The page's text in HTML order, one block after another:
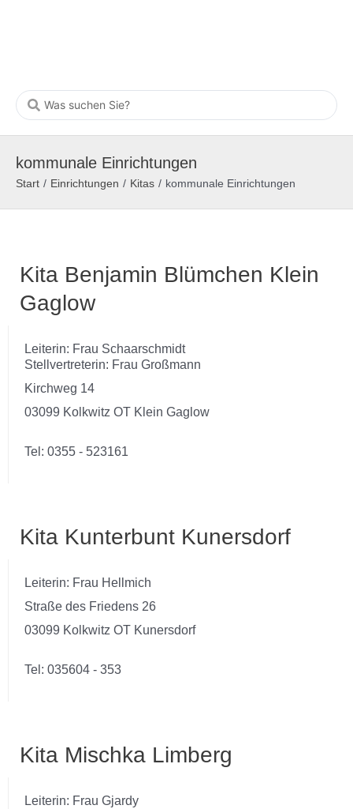
kommunale Einrichtungen
Start / Einrichtungen / Kitas / kommunale Einrichtungen
Kita Benjamin Blümchen Klein
Gaglow
Leiterin: Frau Schaarschmidt
Stellvertreterin: Frau Großmann
Kirchweg 14
03099 Kolkwitz OT Klein Gaglow
Tel: 0355 - 523161
Kita Kunterbunt Kunersdorf
Leiterin: Frau Hellmich
Straße des Friedens 26
03099 Kolkwitz OT Kunersdorf
Tel: 035604 - 353
Kita Mischka Limberg
Leiterin: Frau Gjardy